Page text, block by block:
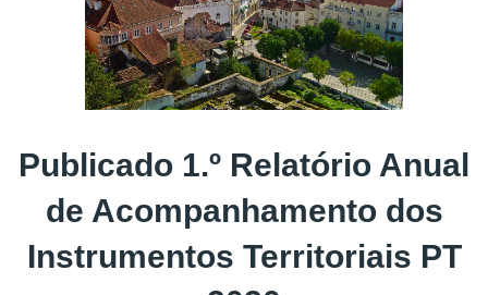
Publicado 1.º Relatório Anual
de Acompanhamento dos
Instrumentos Territoriais PT